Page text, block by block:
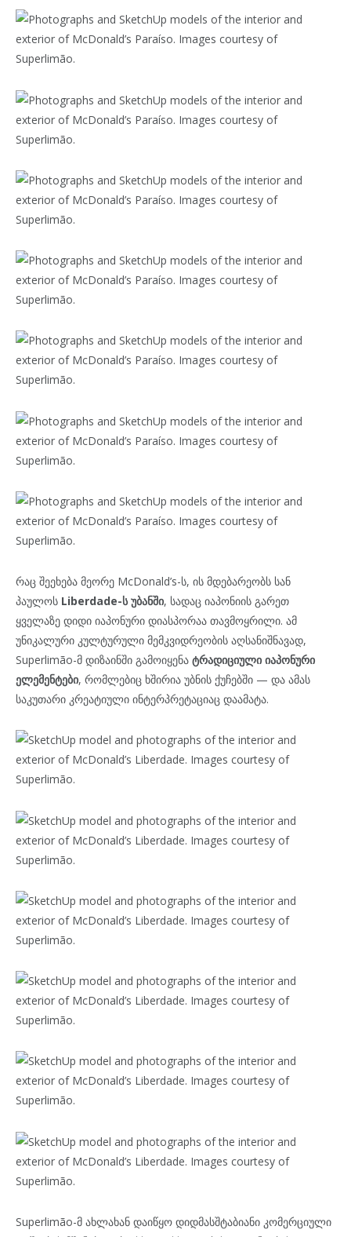
რაც შეეხება მეორე McDonald’s-ს, ის მდებარეობს სან
პაულოს Liberdade-ს უბანში, სადაც იაპონიის გარეთ
ყველაზე დიდი იაპონური დიასპორაა თავმოყრილი. ამ
უნიკალური კულტურული მემკვიდრეობის აღსანიშნავად,
Superlimão-მ დიზაინში გამოიყენა ტრადიციული იაპონური
ელემენტები, რომლებიც ხშირია უბნის ქუჩებში — და ამას
საკუთარი კრეატიული ინტერპრეტაციაც დაამატა.
Superlimão-მ ახლახან დაიწყო დიდმასშტაბიანი კომერციული